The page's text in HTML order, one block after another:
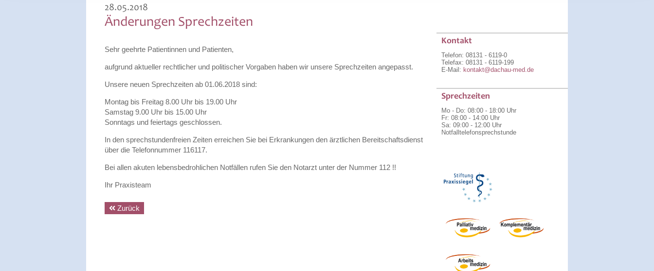
28.05.2018
Änderungen Sprechzeiten
Sehr geehrte Patientinnen und Patienten,
aufgrund aktueller rechtlicher und politischer Vorgaben haben wir unsere Sprechzeiten angepasst.
Unsere neuen Sprechzeiten ab 01.06.2018 sind:
Montag bis Freitag 8.00 Uhr bis 19.00 Uhr
Samstag 9.00 Uhr bis 15.00 Uhr
Sonntags und feiertags geschlossen.
In den sprechstundenfreien Zeiten erreichen Sie bei Erkrankungen den ärztlichen Bereitschaftsdienst
über die Telefonnummer 116117.
Bei allen akuten lebensbedrohlichen Notfällen rufen Sie den Notarzt unter der Nummer 112 !!
Ihr Praxisteam
Zurück
Kontakt
Telefon: 08131 - 6119-0
Telefax: 08131 - 6119-199
E-Mail: kontakt@dachau-med.de
Sprechzeiten
Mo - Do: 08:00 - 18:00 Uhr
Fr: 08:00 - 14:00 Uhr
Sa: 09:00 - 12:00 Uhr
Notfalltelefonsprechstunde